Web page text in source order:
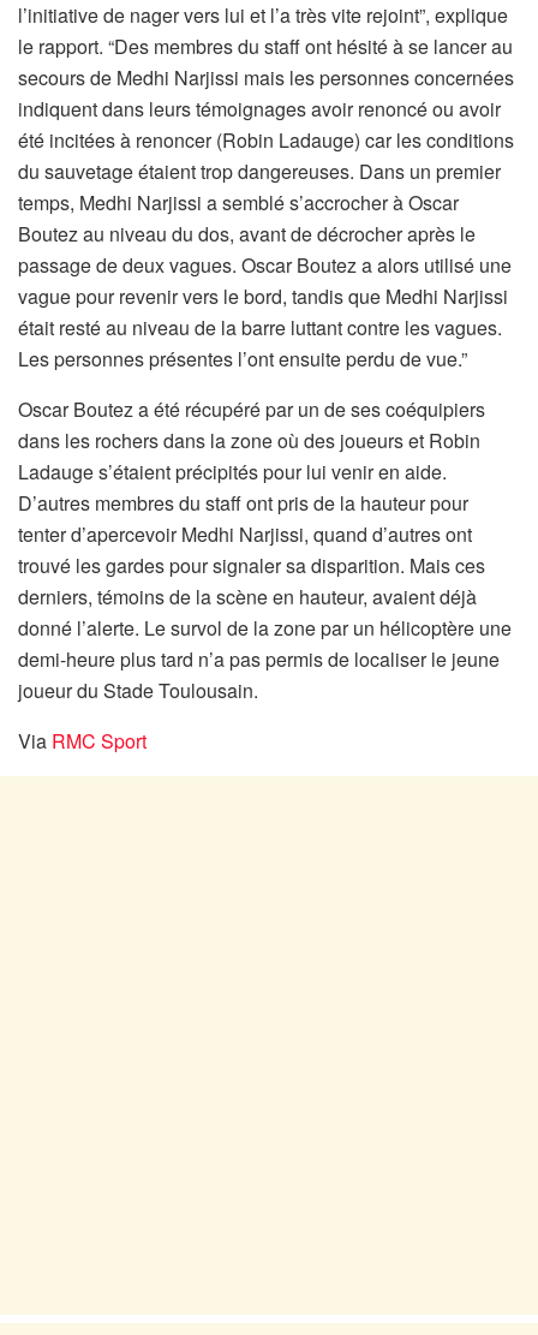
l’initiative de nager vers lui et l’a très vite rejoint”, explique
le rapport. “Des membres du staff ont hésité à se lancer au
secours de Medhi Narjissi mais les personnes concernées
indiquent dans leurs témoignages avoir renoncé ou avoir
été incitées à renoncer (Robin Ladauge) car les conditions
du sauvetage étaient trop dangereuses. Dans un premier
temps, Medhi Narjissi a semblé s’accrocher à Oscar
Boutez au niveau du dos, avant de décrocher après le
passage de deux vagues. Oscar Boutez a alors utilisé une
vague pour revenir vers le bord, tandis que Medhi Narjissi
était resté au niveau de la barre luttant contre les vagues.
Les personnes présentes l’ont ensuite perdu de vue.”
Oscar Boutez a été récupéré par un de ses coéquipiers
dans les rochers dans la zone où des joueurs et Robin
Ladauge s’étaient précipités pour lui venir en aide.
D’autres membres du staff ont pris de la hauteur pour
tenter d’apercevoir Medhi Narjissi, quand d’autres ont
trouvé les gardes pour signaler sa disparition. Mais ces
derniers, témoins de la scène en hauteur, avaient déjà
donné l’alerte. Le survol de la zone par un hélicoptère une
demi-heure plus tard n’a pas permis de localiser le jeune
joueur du Stade Toulousain.
Via RMC Sport